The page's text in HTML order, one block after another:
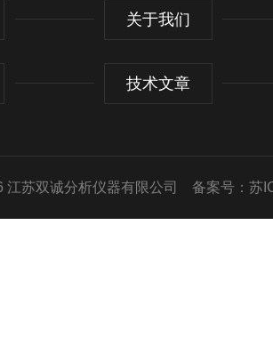
关于我们
技术文章
江苏双诚分析仪器有限公司 备案号：苏